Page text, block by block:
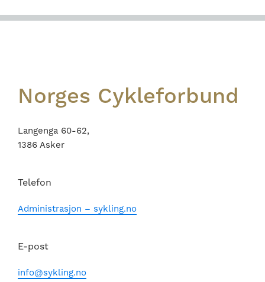
Footer
Norges Cykleforbund
Langenga 60-62,
1386 Asker
Telefon
Administrasjon – sykling.no
E-post
info@sykling.no